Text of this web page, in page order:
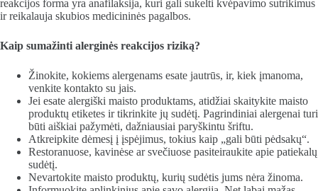
reakcijos forma yra anafilaksija, kuri gali sukelti kvėpavimo sutrikimus
ir reikalauja skubios medicininės pagalbos.
Kaip sumažinti alerginės reakcijos riziką?
Žinokite, kokiems alergenams esate jautrūs, ir, kiek įmanoma,
venkite kontakto su jais.
Jei esate alergiški maisto produktams, atidžiai skaitykite maisto
produktų etiketes ir tikrinkite jų sudėtį. Pagrindiniai alergenai turi
būti aiškiai pažymėti, dažniausiai paryškintu šriftu.
Atkreipkite dėmesį į įspėjimus, tokius kaip „gali būti pėdsakų“.
Restoranuose, kavinėse ar svečiuose pasiteiraukite apie patiekalų
sudėtį.
Nevartokite maisto produktų, kurių sudėtis jums nėra žinoma.